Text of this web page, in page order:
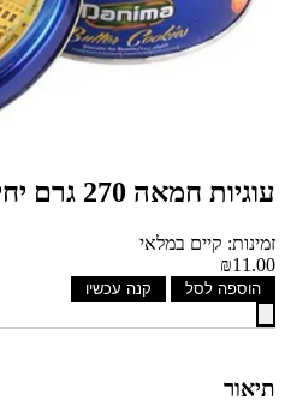
עוגיות חמאה 270 גרם יחידה
זמינות: קיים במלאי
₪11.00
הוספה לסל קנה עכשיו
תיאור